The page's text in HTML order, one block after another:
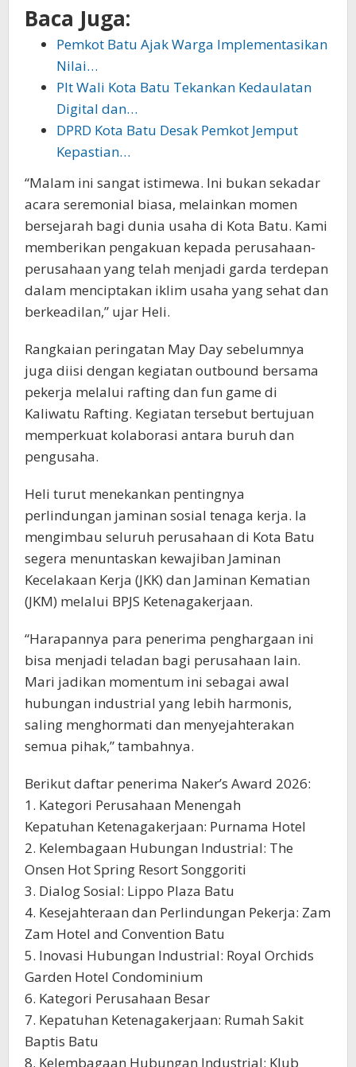
Baca Juga:
Pemkot Batu Ajak Warga Implementasikan
Nilai…
Plt Wali Kota Batu Tekankan Kedaulatan
Digital dan…
DPRD Kota Batu Desak Pemkot Jemput
Kepastian…
“Malam ini sangat istimewa. Ini bukan sekadar
acara seremonial biasa, melainkan momen
bersejarah bagi dunia usaha di Kota Batu. Kami
memberikan pengakuan kepada perusahaan-
perusahaan yang telah menjadi garda terdepan
dalam menciptakan iklim usaha yang sehat dan
berkeadilan,” ujar Heli.
Rangkaian peringatan May Day sebelumnya
juga diisi dengan kegiatan outbound bersama
pekerja melalui rafting dan fun game di
Kaliwatu Rafting. Kegiatan tersebut bertujuan
memperkuat kolaborasi antara buruh dan
pengusaha.
Heli turut menekankan pentingnya
perlindungan jaminan sosial tenaga kerja. Ia
mengimbau seluruh perusahaan di Kota Batu
segera menuntaskan kewajiban Jaminan
Kecelakaan Kerja (JKK) dan Jaminan Kematian
(JKM) melalui BPJS Ketenagakerjaan.
“Harapannya para penerima penghargaan ini
bisa menjadi teladan bagi perusahaan lain.
Mari jadikan momentum ini sebagai awal
hubungan industrial yang lebih harmonis,
saling menghormati dan menyejahterakan
semua pihak,” tambahnya.
Berikut daftar penerima Naker’s Award 2026:
1. Kategori Perusahaan Menengah
Kepatuhan Ketenagakerjaan: Purnama Hotel
2. Kelembagaan Hubungan Industrial: The
Onsen Hot Spring Resort Songgoriti
3. Dialog Sosial: Lippo Plaza Batu
4. Kesejahteraan dan Perlindungan Pekerja: Zam
Zam Hotel and Convention Batu
5. Inovasi Hubungan Industrial: Royal Orchids
Garden Hotel Condominium
6. Kategori Perusahaan Besar
7. Kepatuhan Ketenagakerjaan: Rumah Sakit
Baptis Batu
8. Kelembagaan Hubungan Industrial: Klub